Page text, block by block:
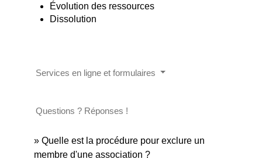
Évolution des ressources
Dissolution
Services en ligne et formulaires
Questions ? Réponses !
Quelle est la procédure pour exclure un
membre d'une association ?